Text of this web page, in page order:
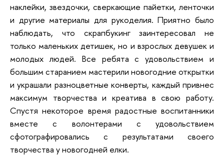
наклейки, звездочки, сверкающие пайетки, ленточки
и другие материалы для рукоделия. Приятно было
наблюдать, что скрапбукинг заинтересовал не
только маленьких детишек, но и взрослых девушек и
молодых людей. Все ребята с удовольствием и
большим старанием мастерили новогодние открытки
и украшали разноцветные конверты, каждый привнес
максимум творчества и креатива в свою работу.
Спустя некоторое время радостные воспитанники
вместе с волонтерами с удовольствием
сфотографировались с результатами своего
творчества у новогодней елки.